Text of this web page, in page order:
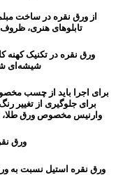
از ورق نقره در ساخت
تابلوهای هنری،
ورق نقره در تکنیک
شیشه‌ای
برای اجرا باید از چسب
برای جلوگیری از تغییر
وارنیس مخصوص ورق طلا،
ورق نقره
ورق نقره استیل نسبت به